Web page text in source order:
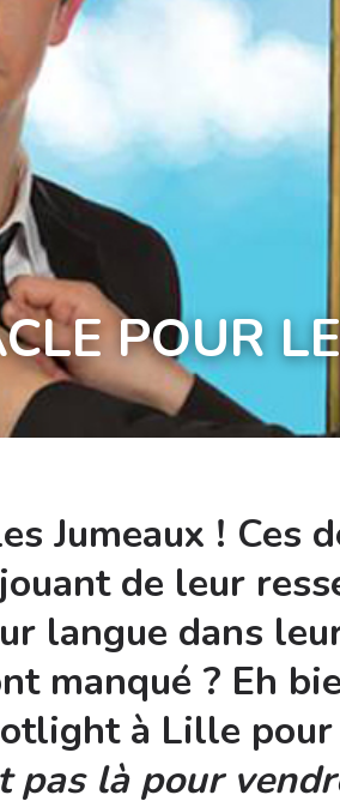
POUR
Jumeaux ! Ces
de leur
langue dans
manqué ? Eh
à Lille
pas là pour